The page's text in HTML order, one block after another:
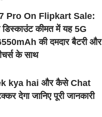
Pro On Flipkart Sale:
कीमत में यह 5G
की दमदार बैटरी और
के साथ
kya hai और कैसे Chat
देगा जानिए पूरी जानकारी